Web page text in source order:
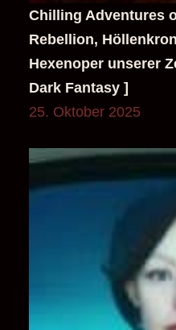
25. Oktober 2025